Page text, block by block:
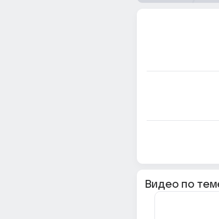
Видео по